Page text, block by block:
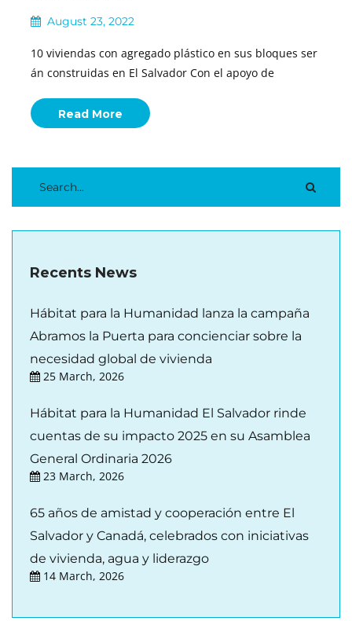
August 23, 2022
10 viviendas con agregado plástico en sus bloques ser
án construidas en El Salvador Con el apoyo de
Read More
Recents News
Hábitat para la Humanidad lanza la campaña
Abramos la Puerta para concienciar sobre la
necesidad global de vivienda
25 March, 2026
Hábitat para la Humanidad El Salvador rinde
cuentas de su impacto 2025 en su Asamblea
General Ordinaria 2026
23 March, 2026
65 años de amistad y cooperación entre El
Salvador y Canadá, celebrados con iniciativas
de vivienda, agua y liderazgo
14 March, 2026